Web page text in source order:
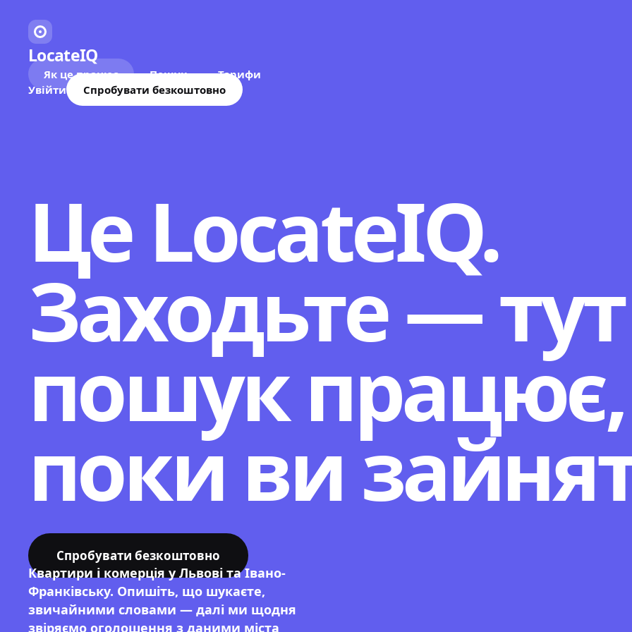
LocateIQ
Як це працює Пошук
Тарифи
Увійти
Спробувати безкоштовно
Це LocateIQ.
Заходьте — тут
пошук працює,
поки ви
Спробувати безкоштовно
Квартири і комерція у Львові та Івано-
Франківську. Опишіть, що шукаєте,
звичайними словами — далі ми щодня
звіряємо оголошення з даними міста